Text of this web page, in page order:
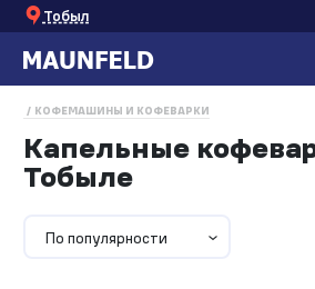
Тобыл
КОФЕМАШИНЫ И КОФЕВАРКИ
Капельные
Тобыле
По популярности